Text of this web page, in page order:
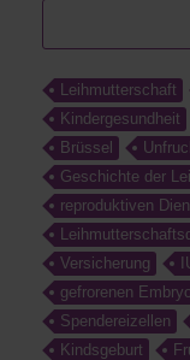
Leihmutterschaft
Kindergesundheit
Brüssel
Geschichte der
reproduktiven
Versicherung
gefrorenen
Spendereizellen
Kindsgeburt